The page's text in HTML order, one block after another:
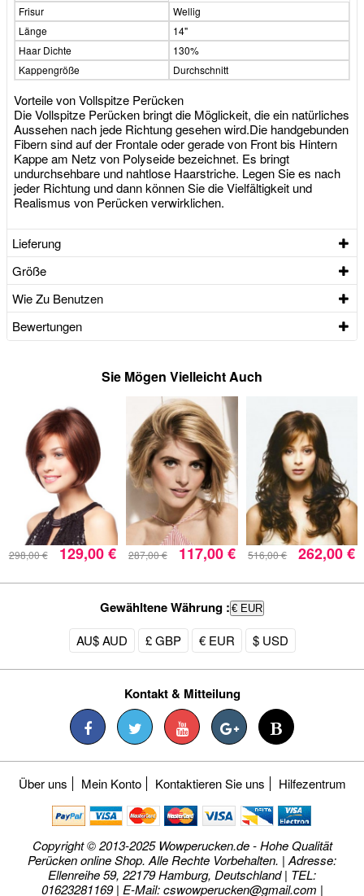
Frisur
Wellig
Länge
14"
Haar Dichte
130%
Kappengröße
Durchschnitt
Vorteile von Vollspitze Perücken
Die Vollspitze Perücken bringt die Möglickeit, die ein natürliches
Aussehen nach jede Richtung gesehen wird.Die handgebunden
Fibern sind auf der Frontale oder gerade von Front bis Hintern
Kappe am Netz von Polyseide bezeichnet. Es bringt
undurchsehbare und nahtlose Haarstriche. Legen Sie es nach
jeder Richtung und dann können Sie die Vielfältigkeit und
Realismus von Perücken verwirklichen.
Lieferung
Größe
Wie Zu Benutzen
Bewertungen
Sie Mögen Vielleicht Auch
298,00 € 129,00 € 287,00 € 117,00 € 516,00 € 262,00 €
Gewähltene Währung : € EUR
AU$ AUD £ GBP € EUR $ USD
Kontakt & Mitteilung
Über uns Mein Konto Kontaktieren Sie uns Hilfezentrum
Copyright © 2013-2025 Wowperucken.de - Hohe Qualität
Perücken online Shop. Alle Rechte Vorbehalten. | Adresse:
Ellenreihe 59, 22179 Hamburg, Deutschland | TEL:
01623281169 | E-Mail:cswowperucken@gmail.com |